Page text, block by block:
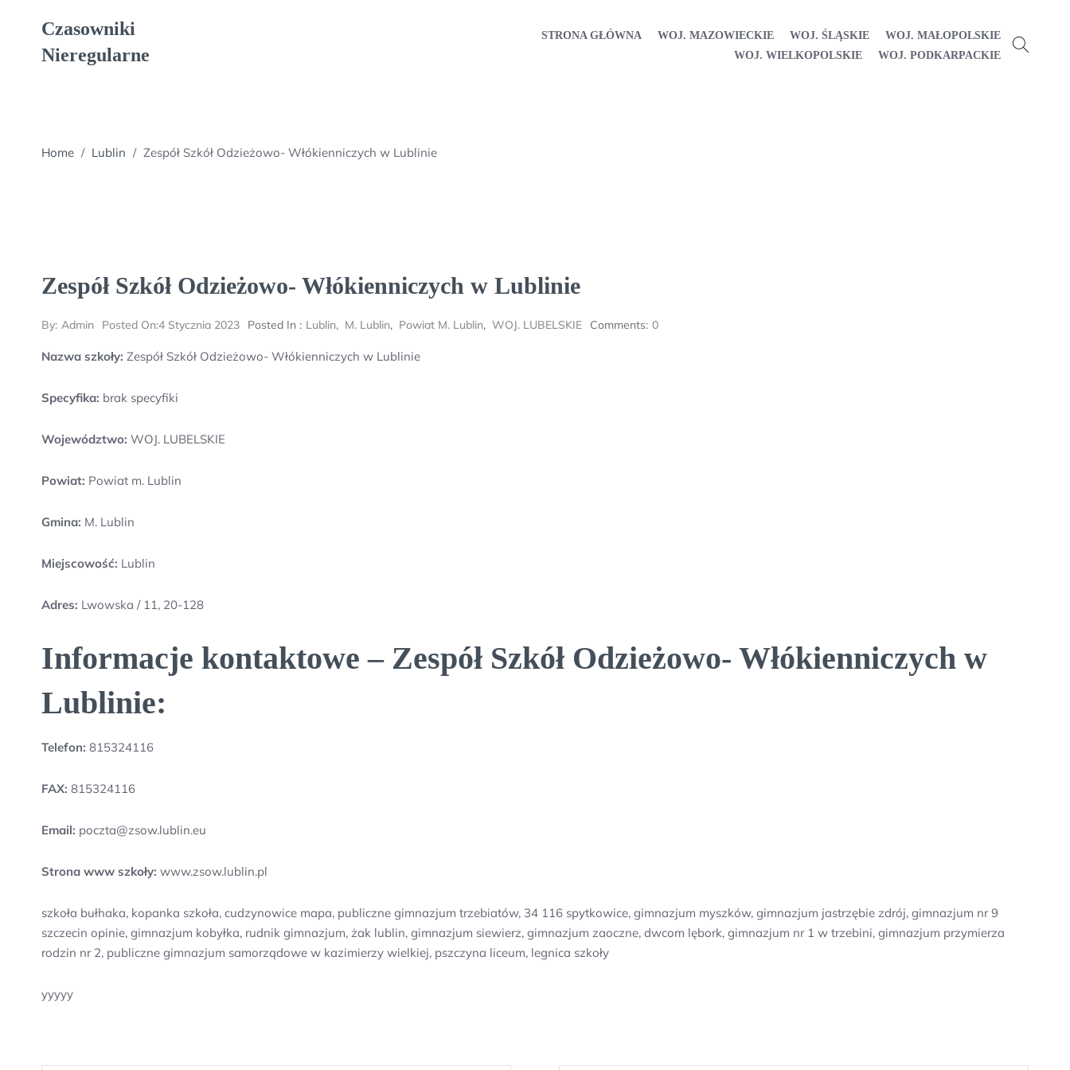
Czasowniki
Nieregularne
STRONA GŁÓWNA WOJ. MAZOWIECKIE WOJ. ŚLĄSKIE
WOJ. MAŁOPOLSKIE
WOJ. WIELKOPOLSKIE
WOJ. PODKARPACKIE
Home / Lublin / Zespół Szkół Odzieżowo- Włókienniczych w Lublinie
Zespół Szkół Odzieżowo- Włókienniczych w Lublinie
By: Admin Posted On:4 Stycznia 2023 Posted In : Lublin, M. Lublin, Powiat M. Lublin, WOJ. LUBELSKIE Comments: 0
Nazwa szkoły: Zespół Szkół Odzieżowo- Włókienniczych w Lublinie
Specyfika: brak specyfiki
Województwo: WOJ. LUBELSKIE
Powiat: Powiat m. Lublin
Gmina: M. Lublin
Miejscowość: Lublin
Adres: Lwowska / 11, 20-128
Informacje kontaktowe – Zespół Szkół Odzieżowo- Włókienniczych w
Lublinie:
Telefon: 815324116
FAX: 815324116
Email: poczta@zsow.lublin.eu
Strona www szkoły: www.zsow.lublin.pl
szkoła bułhaka, kopanka szkoła, cudzynowice mapa, publiczne gimnazjum trzebiatów, 34 116 spytkowice, gimnazjum myszków, gimnazjum jastrzębie zdrój, gimnazjum nr 9
szczecin opinie, gimnazjum kobyłka, rudnik gimnazjum, żak lublin, gimnazjum siewierz, gimnazjum zaoczne, dwcom lębork, gimnazjum nr 1 w trzebini, gimnazjum przymierza
rodzin nr 2, publiczne gimnazjum samorządowe w kazimierzy wielkiej, pszczyna liceum, legnica szkoły
yyyyy